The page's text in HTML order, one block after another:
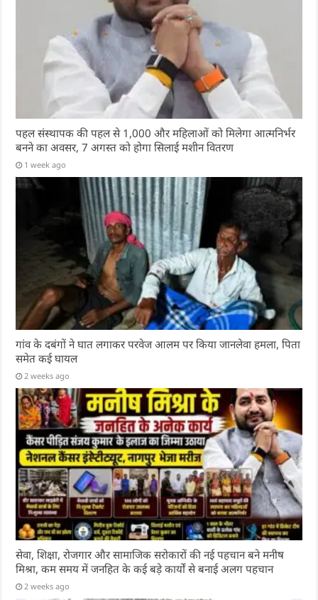
पहल संस्थापक की पहल से 1,000 और महिलाओं को मिलेगा आत्मनिर्भर
बनने का अवसर, 7 अगस्त को होगा सिलाई मशीन वितरण
1 week ago
गांव के दबंगों ने घात लगाकर परवेज आलम पर किया जानलेवा हमला, पिता
समेत कई घायल
2 weeks ago
सेवा, शिक्षा, रोजगार और सामाजिक सरोकारों की नई पहचान बने मनीष
मिश्रा, कम समय में जनहित के कई बड़े कार्यों से बनाई अलग पहचान
2 weeks ago